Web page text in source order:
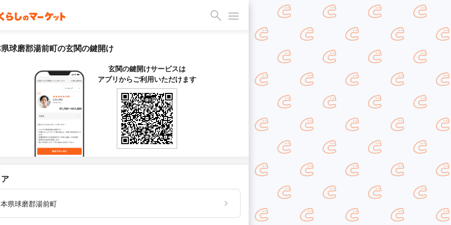
球磨郡湯前町の玄関の鍵開け
玄関の鍵開けサービスは
アプリからご利用いただけます
県球磨郡湯前町